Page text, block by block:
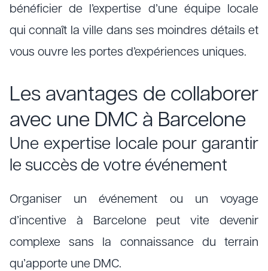
bénéficier de l’expertise d’une équipe locale
qui connaît la ville dans ses moindres détails et
vous ouvre les portes d’expériences uniques.
Les avantages de collaborer
avec une DMC à Barcelone
Une expertise locale pour garantir
le succès de votre événement
Organiser un événement ou un voyage
d’incentive à Barcelone peut vite devenir
complexe sans la connaissance du terrain
qu’apporte une DMC.